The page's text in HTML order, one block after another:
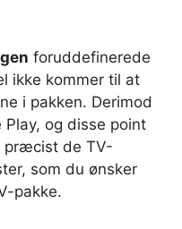
foruddefinerede
ikke kommer til at
i pakken. Derimod
Play, og disse point
præcist de TV-
som du ønsker
pakke.